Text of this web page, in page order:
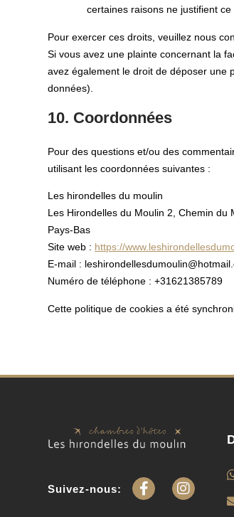
certaines raisons ne justifient ce
Pour exercer ces droits, veuillez nous
Si vous avez une plainte concernant la
avez également le droit de déposer une
données).
10. Coordonnées
Pour des questions et/ou des
utilisant les coordonnées suivantes :
Les hirondelles du moulin
Les Hirondelles du Moulin 2, Chemin du
Pays-Bas
Site web : https://
E-mail : leshirondellesdumoulin@
Numéro de téléphone : +31621385789
Cette politique de cookies a été
Suivez-nous: